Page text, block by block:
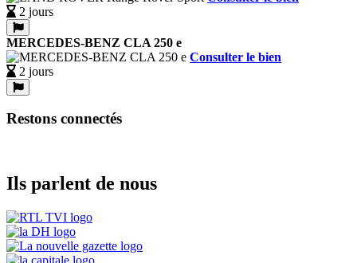
2 jours
MERCEDES-BENZ CLA 250 e
Consulter le bien
2 jours
Restons connectés
Ils parlent de nous